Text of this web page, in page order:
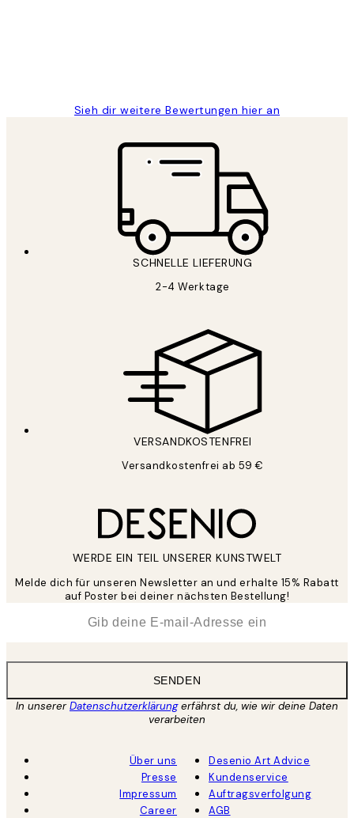
Sieh dir weitere Bewertungen hier an
SCHNELLE LIEFERUNG
2-4 Werktage
VERSANDKOSTENFREI
Versandkostenfrei ab 59 €
WERDE EIN TEIL UNSERER KUNSTWELT
Melde dich für unseren Newsletter an und erhalte 15% Rabatt
auf Poster bei deiner nächsten Bestellung!
SENDEN
In unsererDatenschutzerklärungerfährst du, wie wir deine Daten
verarbeiten
Über uns
Presse
Impressum
Career
Desenio Art Advice
Kundenservice
Auftragsverfolgung
AGB